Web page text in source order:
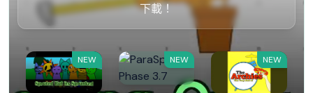
下載！
NEW NEW NEW